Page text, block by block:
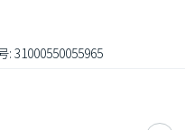
: 31000550055965